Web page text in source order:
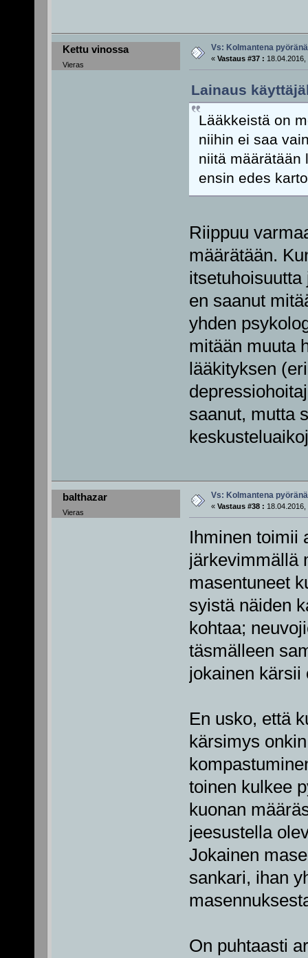
Kettu vinossa
Vieras
Vs: Kolmantena
« Vastaus #37 : 18.04.2016,
Lainaus
Lääkkeistä on
niihin ei saa
niitä määrätään
ensin edes
Riippuu
määrätään.
en saanut
yhden
mitään muuta
lääkityksen
saanut, mutta
balthazar
Vieras
Vs: Kolmantena
« Vastaus #38 : 18.04.2016,
Ihminen toimii
järkevimmällä
masentuneet
syistä näiden
kohtaa;
täsmälleen
jokainen kärsii
En usko, että
kärsimys
toinen kulkee
kuonan
jeesustella
Jokainen
sankari, ihan
On puhtaasti